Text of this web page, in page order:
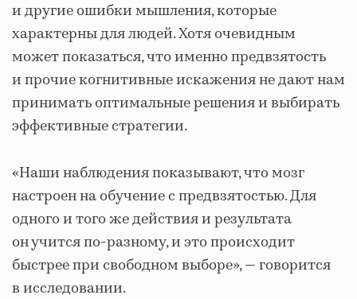
и другие ошибки мышления, которые
характерны для людей. Хотя очевидным
может показаться, что именно предвзятость
и прочие когнитивные искажения не дают нам
принимать оптимальные решения и выбирать
эффективные стратегии.
«Наши наблюдения показывают, что мозг
настроен на обучение с предвзятостью. Для
одного и того же действия и результата
он учится по-разному, и это происходит
быстрее при свободном выборе», ― говорится
в исследовании.